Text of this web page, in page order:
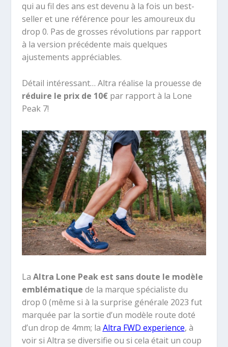
qui au fil des ans est devenu à la fois un best-
seller et une référence pour les amoureux du
drop 0. Pas de grosses révolutions par rapport
à la version précédente mais quelques
ajustements appréciables.
Détail intéressant… Altra réalise la prouesse de
réduire le prix de 10€ par rapport à la Lone
Peak 7!
La Altra Lone Peak est sans doute le modèle
emblématique de la marque spécialiste du
drop 0 (même si à la surprise générale 2023 fut
marquée par la sortie d’un modèle route doté
d’un drop de 4mm; la Altra FWD experience, à
voir si Altra se diversifie ou si cela était un coup